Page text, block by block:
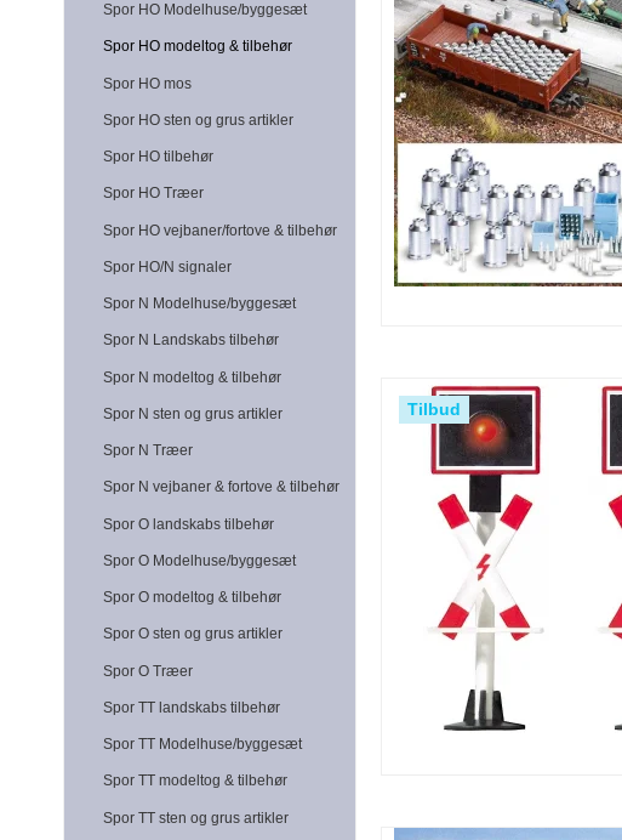
Spor HO Modelhuse/byggesæt
Spor HO modeltog & tilbehør
Spor HO mos
Spor HO sten og grus artikler
Spor HO tilbehør
Spor HO Træer
Spor HO vejbaner/fortove & tilbehør
Spor HO/N signaler
Spor N Modelhuse/byggesæt
Spor N Landskabs tilbehør
Spor N modeltog & tilbehør
Spor N sten og grus artikler
Spor N Træer
Spor N vejbaner & fortove & tilbehør
Spor O landskabs tilbehør
Spor O Modelhuse/byggesæt
Spor O modeltog & tilbehør
Spor O sten og grus artikler
Spor O Træer
Spor TT landskabs tilbehør
Spor TT Modelhuse/byggesæt
Spor TT modeltog & tilbehør
Spor TT sten og grus artikler
Tilbud